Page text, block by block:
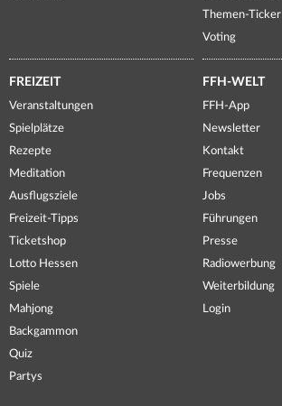
Themen-Ticker
Voting
FREIZEIT
Veranstaltungen
Spielplätze
Rezepte
Meditation
Ausflugsziele
Freizeit-Tipps
Ticketshop
Lotto Hessen
Spiele
Mahjong
Backgammon
Quiz
Partys
FFH-WELT
FFH-App
Newsletter
Kontakt
Frequenzen
Jobs
Führungen
Presse
Radiowerbung
Weiterbildung
Login